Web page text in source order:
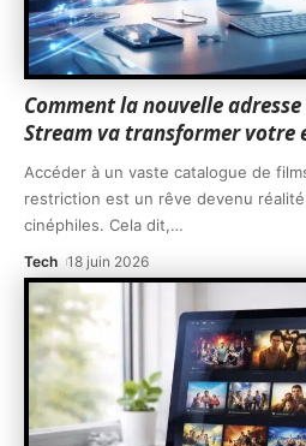
Comment la nouvelle
Stream va transformer votre
Accéder à un vaste catalogue de
restriction est un rêve devenu
cinéphiles. Cela dit,…
Tech 18 juin 2026